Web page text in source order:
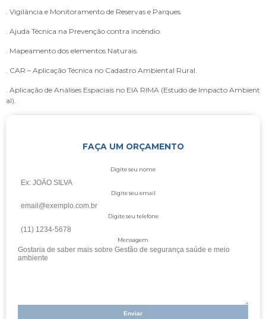
. Vigilância e Monitoramento de Reservas e Parques.
. Ajuda Técnica na Prevenção contra incêndio.
. Mapeamento dos elementos Naturais.
. CAR – Aplicação Técnica no Cadastro Ambiental Rural.
. Aplicação de Análises Espaciais no EIA RIMA (Estudo de Impacto Ambient
al).
FAÇA UM ORÇAMENTO
Digite seu nome
Digite seu email
Digite seu telefone
Mensagem